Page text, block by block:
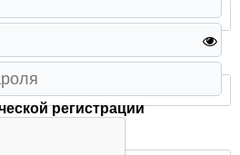
регистрации